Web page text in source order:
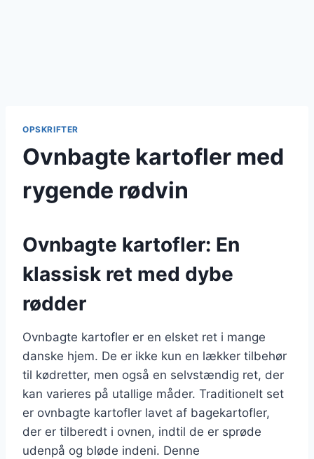
OPSKRIFTER
Ovnbagte kartofler med
rygende rødvin
Ovnbagte kartofler: En
klassisk ret med dybe
rødder
Ovnbagte kartofler er en elsket ret i mange
danske hjem. De er ikke kun en lækker tilbehør
til kødretter, men også en selvstændig ret, der
kan varieres på utallige måder. Traditionelt set
er ovnbagte kartofler lavet af bagekartofler,
der er tilberedt i ovnen, indtil de er sprøde
udenpå og bløde indeni. Denne